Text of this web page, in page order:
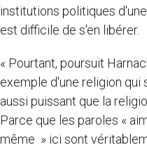
institutions politiques
est difficile de s'en libérer.
« Pourtant, poursuit
exemple d'une religion qui
aussi puissant que la
Parce que les paroles «
même » ici sont